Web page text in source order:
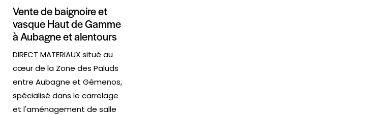
Vente de baignoire et
vasque Haut de Gamme
à Aubagne et alentours
DIRECT MATERIAUX situé au
cœur de la Zone des Paluds
entre Aubagne et Gémenos,
spécialisé dans le carrelage
et l'aménagement de salle